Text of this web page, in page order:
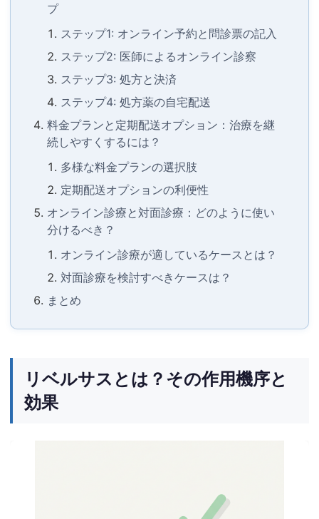
プ
ステップ1: オンライン予約と問診票の記入
ステップ2: 医師によるオンライン診察
ステップ3: 処方と決済
ステップ4: 処方薬の自宅配送
料金プランと定期配送オプション：治療を継
続しやすくするには？
多様な料金プランの選択肢
定期配送オプションの利便性
オンライン診療と対面診療：どのように使い
分けるべき？
オンライン診療が適しているケースとは？
対面診療を検討すべきケースは？
まとめ
リベルサスとは？その作用機序と
効果